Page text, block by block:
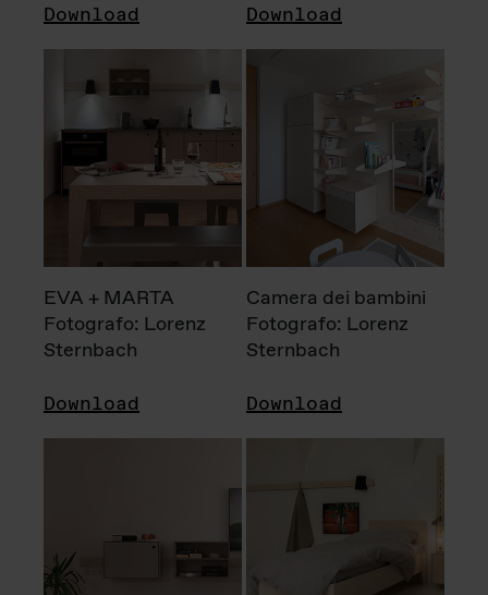
Download Download
EVA + MARTA
Fotografo: Lorenz
Sternbach
Download
Camera dei bambini
Fotografo: Lorenz
Sternbach
Download